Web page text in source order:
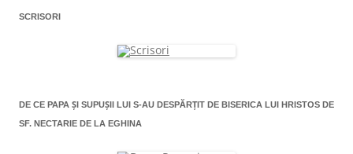
SCRISORI
DE CE PAPA ŞI SUPUŞII LUI S-AU DESPĂRŢIT DE BISERICA LUI HRISTOS DE
SF. NECTARIE DE LA EGHINA